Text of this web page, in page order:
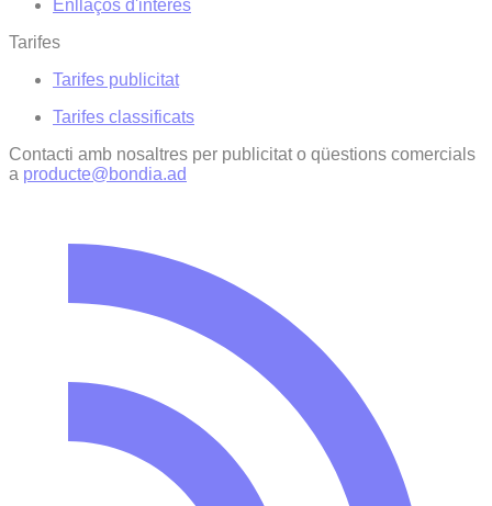
Enllaços d'interés
Tarifes
Tarifes publicitat
Tarifes classificats
Contacti amb nosaltres per publicitat o qüestions comercials
a producte@bondia.ad